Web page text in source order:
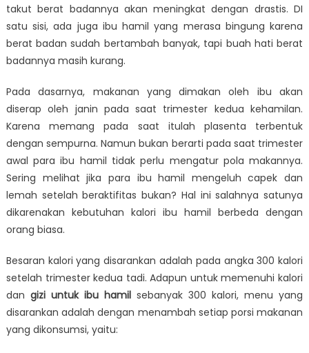
takut berat badannya akan meningkat dengan drastis. DI
satu sisi, ada juga ibu hamil yang merasa bingung karena
berat badan sudah bertambah banyak, tapi buah hati berat
badannya masih kurang.
Pada dasarnya, makanan yang dimakan oleh ibu akan
diserap oleh janin pada saat trimester kedua kehamilan.
Karena memang pada saat itulah plasenta terbentuk
dengan sempurna. Namun bukan berarti pada saat trimester
awal para ibu hamil tidak perlu mengatur pola makannya.
Sering melihat jika para ibu hamil mengeluh capek dan
lemah setelah beraktifitas bukan? Hal ini salahnya satunya
dikarenakan kebutuhan kalori ibu hamil berbeda dengan
orang biasa.
Besaran kalori yang disarankan adalah pada angka 300 kalori
setelah trimester kedua tadi. Adapun untuk memenuhi kalori
dan gizi untuk ibu hamil sebanyak 300 kalori, menu yang
disarankan adalah dengan menambah setiap porsi makanan
yang dikonsumsi, yaitu: